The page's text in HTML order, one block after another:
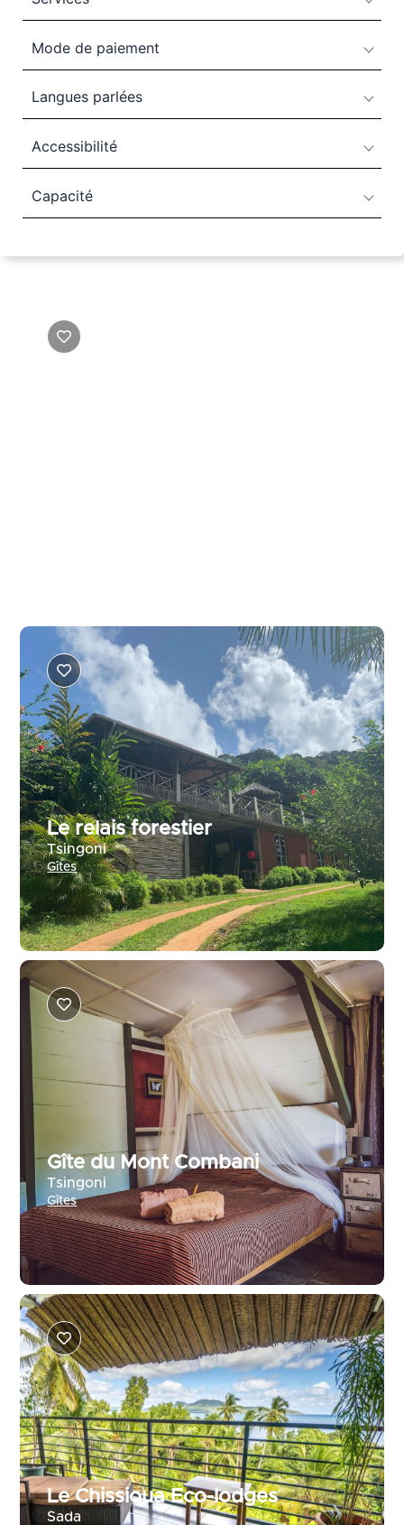
Mode de paiement
Langues parlées
Accessibilité
Capacité
Le relais forestier
Tsingoni
Gîtes
Gîte du Mont Combani
Tsingoni
Gîtes
Le Chissioua Eco-lodges
Sada